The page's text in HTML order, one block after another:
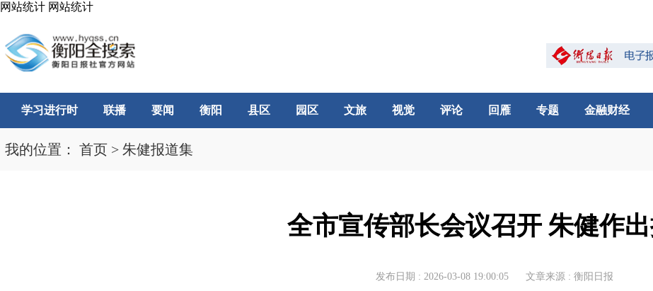
网站统计 网站统计
学习进行时 联播 要闻 衡阳 县区 园区 文旅 视觉 评论 回雁 专题 金融财经
我的位置： 首页 > 朱健报道集
全市宣传部长会议召开 朱健作
发布日期 : 2026-03-08 19:00:05 文章来源 : 衡阳日报